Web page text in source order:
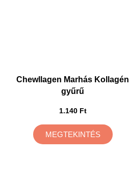
Chewllagen Marhás Kollagén
gyűrű
1.140 Ft
MEGTEKINTÉS